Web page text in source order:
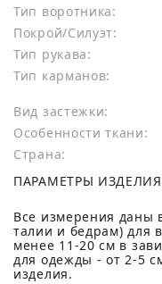
Тип воротника:
Покрой/Силуэт:
Тип рукава:
Тип карманов:
Вид застежки:
Особенности ткани:
Страна:
ПАРАМЕТРЫ ИЗДЕЛИЯ
Все измерения даны
талии и бедрам) для
менее 11-20 см в
для одежды - от 2-5
изделия.